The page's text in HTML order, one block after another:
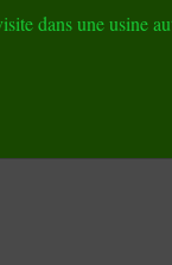
dans une usine